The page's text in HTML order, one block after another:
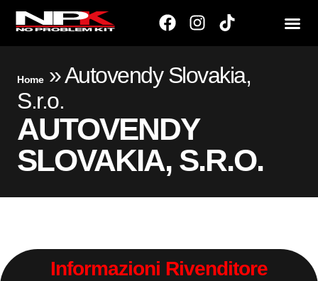
Home»Autovendy Slovakia,
S.r.o.
AUTOVENDY
SLOVAKIA, S.R.O.
Informazioni Rivenditore